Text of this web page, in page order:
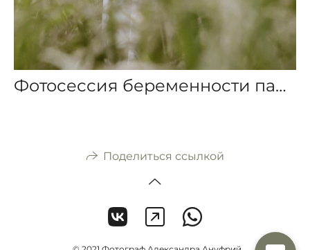
Фотосессия беременности пары на природе — пикник
Поделиться ссылкой